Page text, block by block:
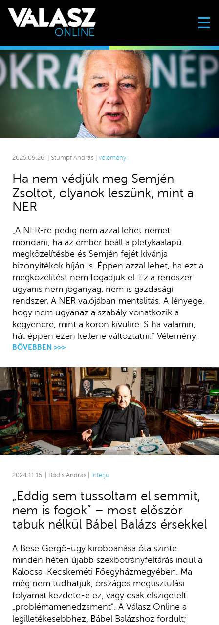
☰
2025.09.26. | Stumpf András | vélemény
Ha nem védjük meg Semjén
Zsoltot, olyanok leszünk, mint a
NER
„A NER-re pedig nem azzal lehet nemet
mondani, ha az ember beáll a pletykaalapú
megközelítésbe és Semjén fejét kívánja
bizonyítékok híján is. Éppen azzal lehet, ha ezt a
megközelítést nem fogadjuk el. Ez a rendszer
ugyanis nem joganyag, nem is gazdasági
rendszer. A NER valójában mentalitás. A lényege,
hogy nem ugyanaz a szabály vonatkozik a
kegyencre, mint a körön kívülire. S ha valamin,
hát éppen ezen kellene változtatni.” Vélemény.
BŐVEBBEN >>>
2024.11.15. | Bódis András | Interjú
„Eddig sem tussoltam el semmit,
nem is fogok” – most először
tabuk nélkül Bábel Balázs érsekkel
A Bese Gergő-ügy kirobbanása óta szinte
minden héten újabb szexbotrányfeltárás indul a
Kalocsa-Kecskeméti Főegyházmegyében. Ma
még nem tudhatjuk, országos megtisztulási
folyamat kezdete-e ez, vagy csak elszigetelt
„problémamenedzsment”. A Válasz Online a
legilletékesebbhez, Bábel Balázshoz fordult;